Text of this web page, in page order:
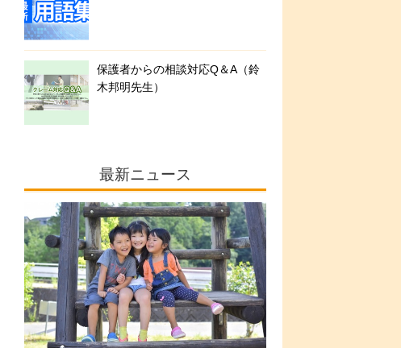
保護者からの相談対応Q＆A（鈴
木邦明先生）
最新ニュース